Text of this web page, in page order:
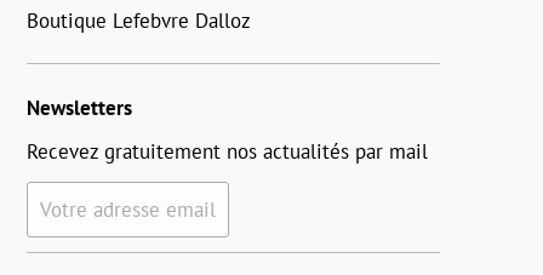
Boutique Lefebvre Dalloz
Newsletters
Recevez gratuitement nos actualités par mail
Votre adresse email